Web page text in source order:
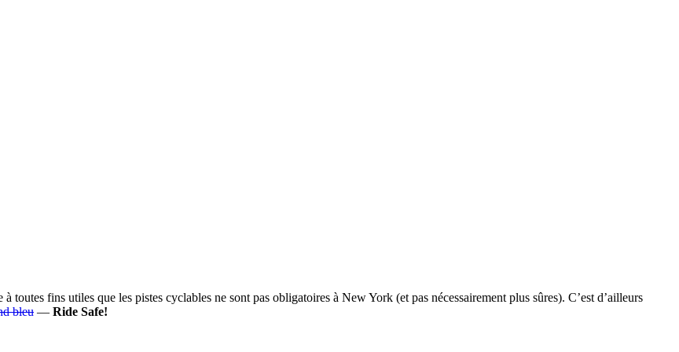
à toutes fins utiles que les pistes cyclables ne sont pas obligatoires à New York (et pas nécessairement plus sûres). C’est d’ailleurs
bleu — Ride Safe!